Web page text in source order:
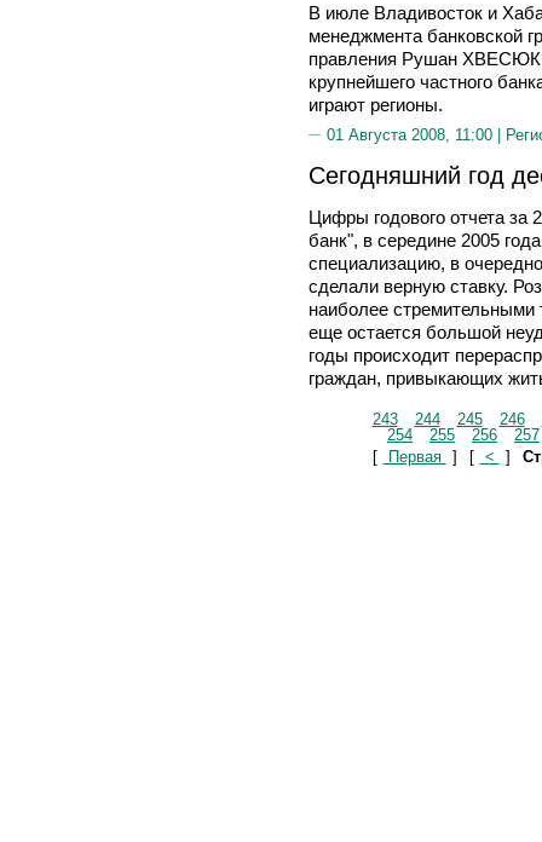
В июле Владивосток и
менеджмента банковской
правления Рушан ХВЕСЮК
крупнейшего частного
играют регионы.
01 Августа 2008, 11:00 |
Сегодняшний год
Цифры годового отчета за
банк", в середине 2005
специализацию, в
сделали верную ставку.
наиболее
еще остается большой
годы происходит
граждан, привыкающих
243 244 245 246
254
255 256
257
[
Первая ] [ < ]